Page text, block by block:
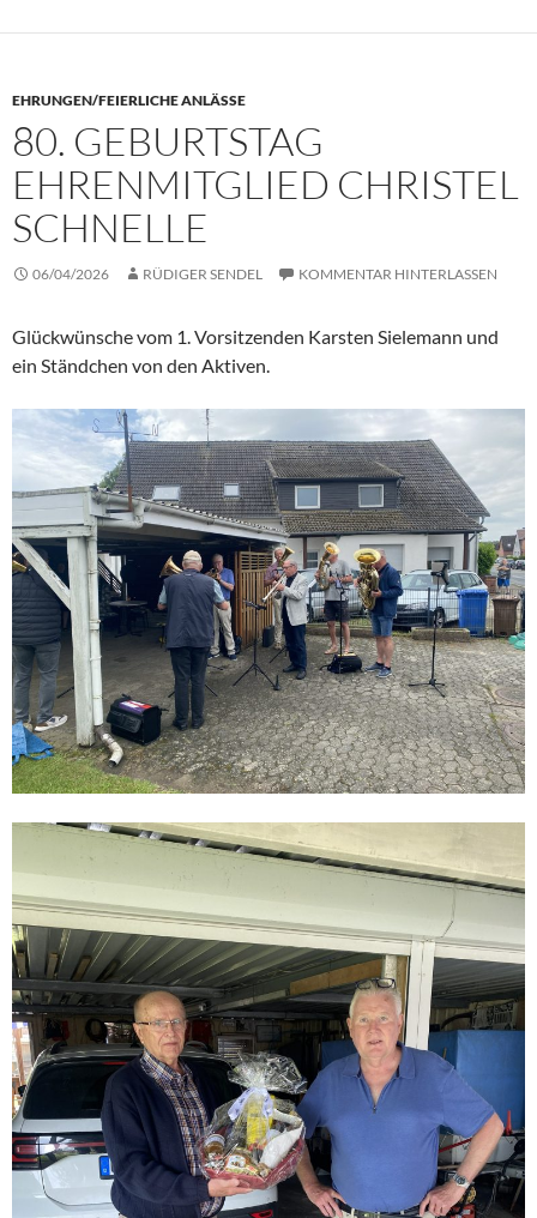
EHRUNGEN/FEIERLICHE ANLÄSSE
80. GEBURTSTAG
EHRENMITGLIED CHRISTEL
SCHNELLE
06/04/2026 RÜDIGER SENDEL KOMMENTAR HINTERLASSEN
Glückwünsche vom 1. Vorsitzenden Karsten Sielemann und
ein Ständchen von den Aktiven.